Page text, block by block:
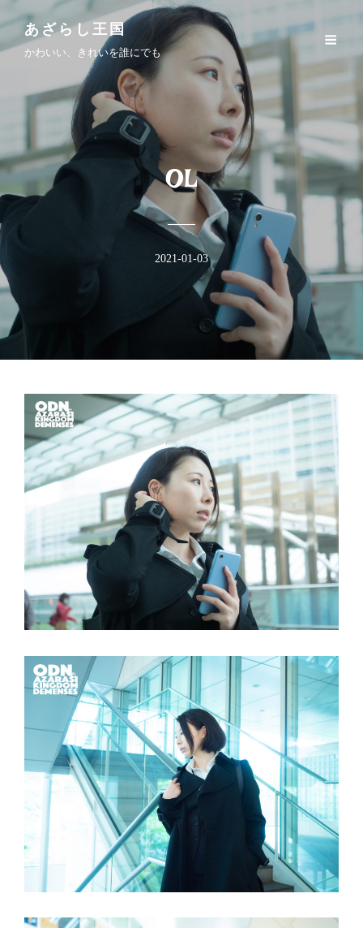
あざらし王国
かわいい、きれいを誰にでも
OL
2021-01-03